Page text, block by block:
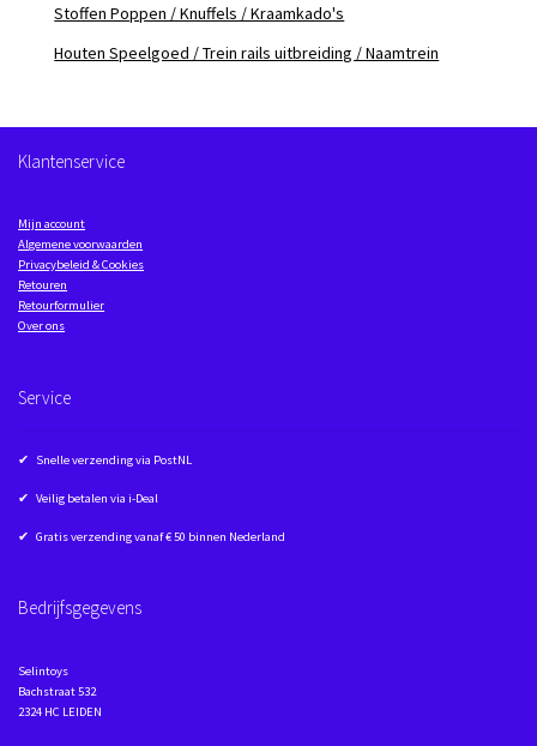
Stoffen Poppen / Knuffels / Kraamkado's
Houten Speelgoed / Trein rails uitbreiding / Naamtrein
Klantenservice
Mijn account
Algemene voorwaarden
Privacybeleid & Cookies
Retouren
Retourformulier
Over ons
Service
✔ Snelle verzending via PostNL
✔ Veilig betalen via i-Deal
✔ Gratis verzending vanaf € 50 binnen Nederland
Bedrijfsgegevens
Selintoys
Bachstraat 532
2324 HC LEIDEN